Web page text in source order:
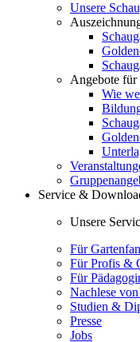
Unsere
Angebote für
Wie
Service &
Unsere
Für
Für Profis &
Für
Nachlese
Studien &
Presse
Jobs